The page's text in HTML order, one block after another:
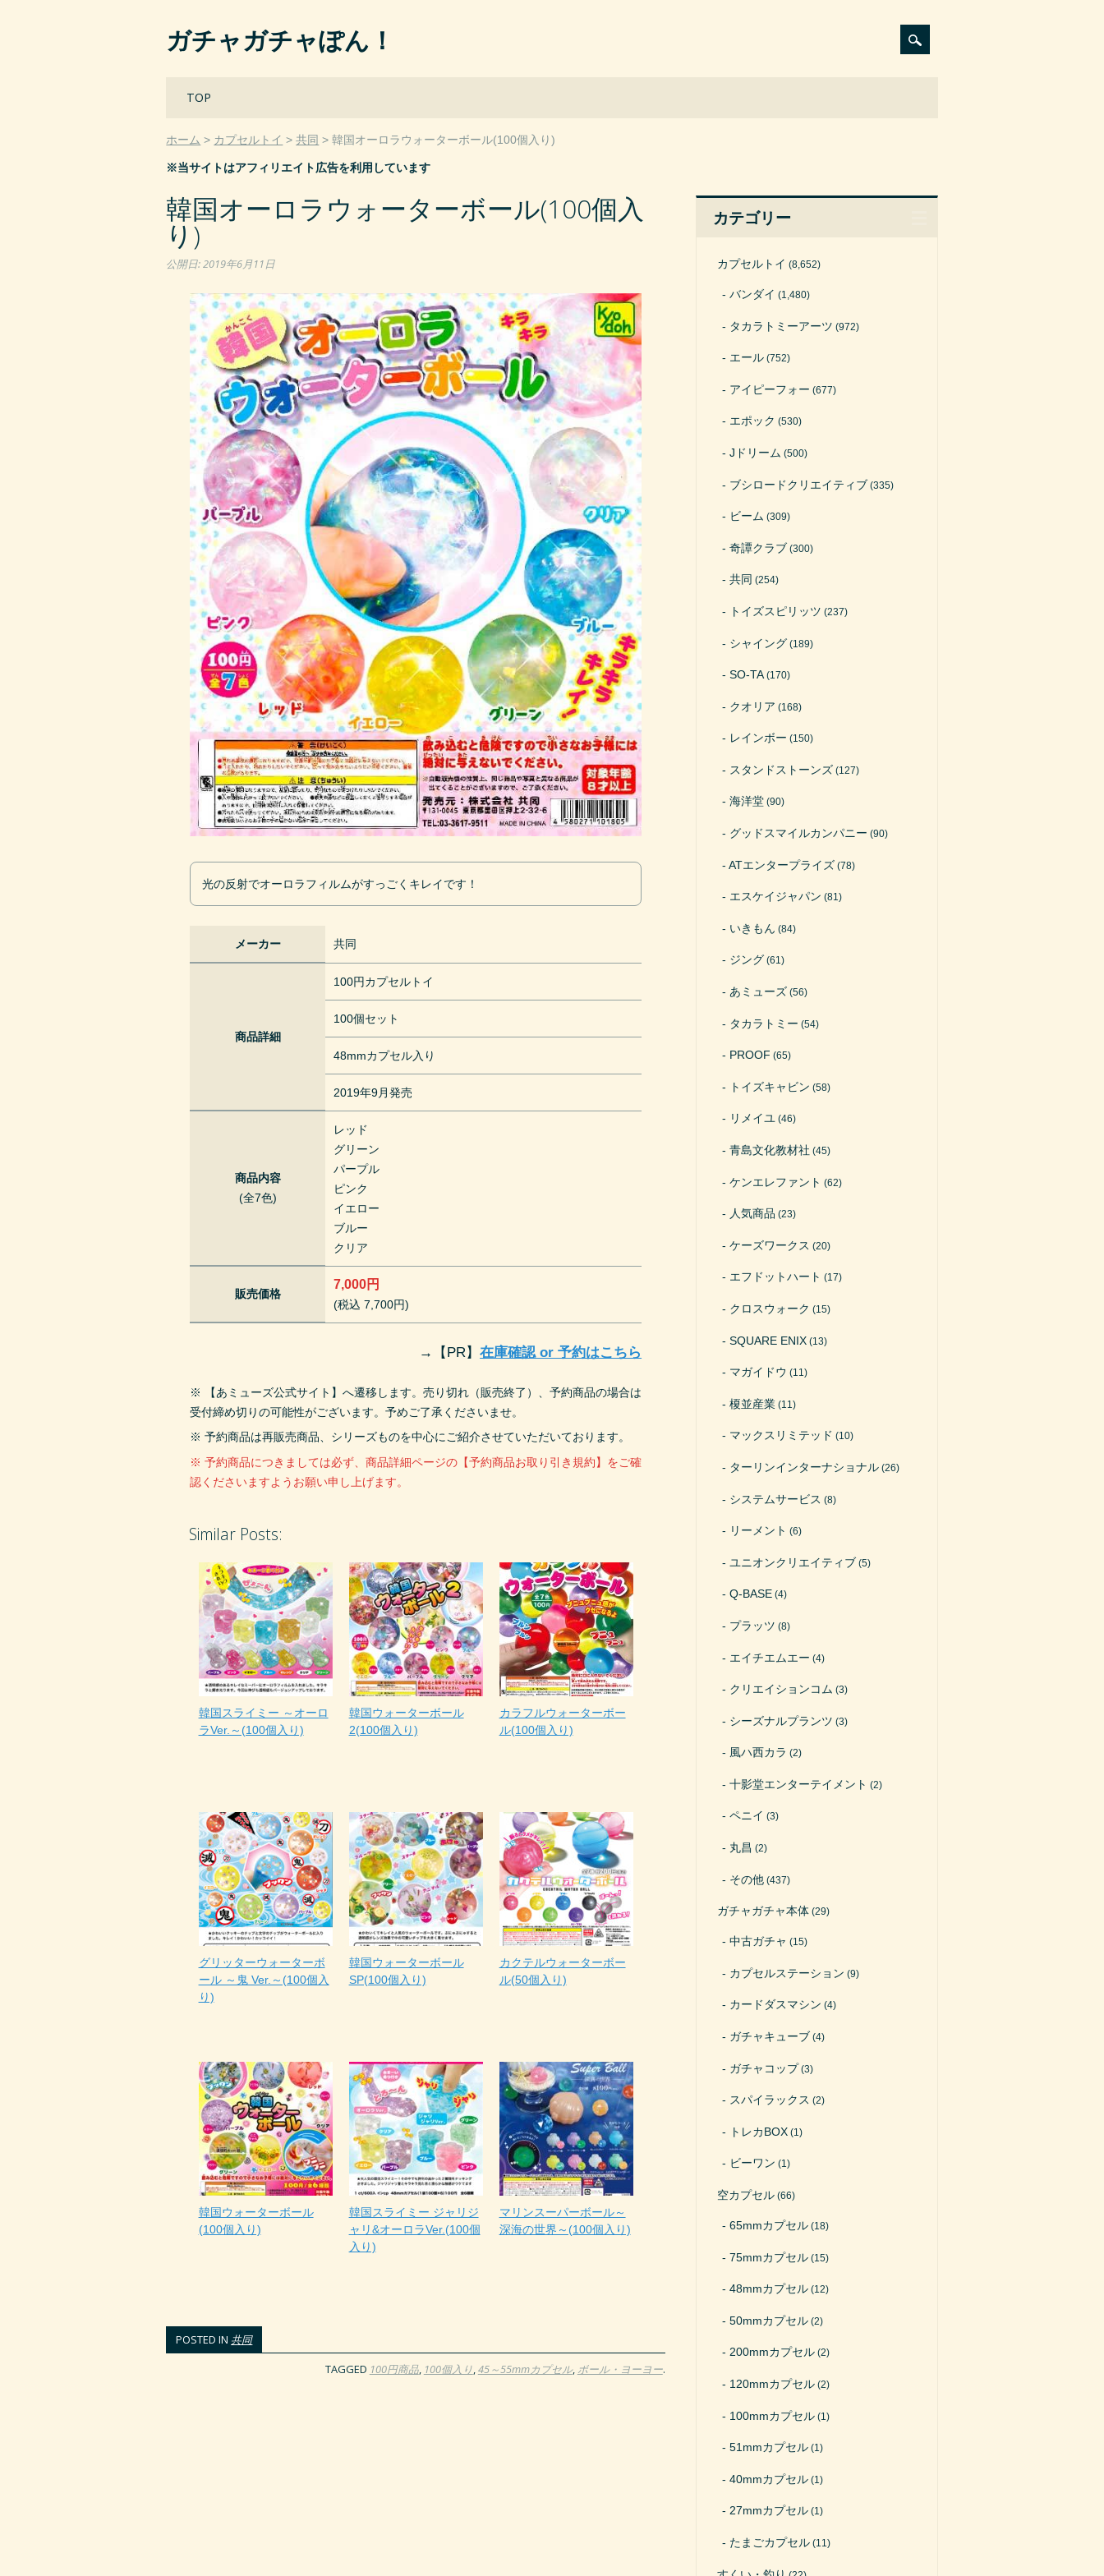
ガチャガチャぽん！
Main menu
TOP
ホーム カプセルトイ 共同 韓国オーロラウォーターボール(100個入り)
※当サイトはアフィリエイト広告を利用しています
韓国オーロラウォーターボール(100個入
り)
公開日:2019年6月11日
光の反射でオーロラフィルムがすっごくキレイです！
メーカー 共同
商品詳細
100円カプセルトイ
100個セット
48mmカプセル入り
2019年9月発売
商品内容
(全7色)
レッド
グリーン
パープル
ピンク
イエロー
ブルー
クリア
販売価格
7,000円
(税込 7,700円)
→ 【PR】在庫確認 or 予約はこちら
※ 【あミューズ公式サイト】へ遷移します。売り切れ（販売終了）、予約商品の場合は
受付締め切りの可能性がございます。予めご了承くださいませ。
※ 予約商品は再販売商品、シリーズものを中心にご紹介させていただいております。
※ 予約商品につきましては必ず、商品詳細ページの【予約商品お取り引き規約】をご確
認くださいますようお願い申し上げます。
Similar Posts:
韓国スライミー ～オーロ
ラVer.～(100個入り)
韓国ウォーターボール
2(100個入り)
カラフルウォーターボー
ル(100個入り)
グリッターウォーターボ
ール ～鬼 Ver.～(100個入
り)
韓国ウォーターボール
SP(100個入り)
カクテルウォーターボー
ル(50個入り)
韓国ウォーターボール
(100個入り)
韓国スライミー ジャリジ
ャリ&オーロラVer.(100個
入り)
マリンスーパーボール～
深海の世界～(100個入り)
POSTED IN 共同
TAGGED 100円商品, 100個入り,45～55mmカプセル, ボール・ヨーヨー.
カテゴリー
カプセルトイ (8,652)
バンダイ (1,480)
タカラトミーアーツ (972)
エール (752)
アイピーフォー (677)
エポック (530)
Jドリーム (500)
ブシロードクリエイティブ (335)
ビーム (309)
奇譚クラブ (300)
共同 (254)
トイズスピリッツ (237)
シャイング (189)
SO-TA(170)
クオリア (168)
レインボー (150)
スタンドストーンズ (127)
海洋堂 (90)
グッドスマイルカンパニー (90)
ATエンタープライズ (78)
エスケイジャパン (81)
いきもん (84)
ジング (61)
あミューズ (56)
タカラトミー (54)
PROOF (65)
トイズキャビン (58)
リメイユ (46)
青島文化教材社 (45)
ケンエレファント (62)
人気商品 (23)
ケーズワークス (20)
エフドットハート (17)
クロスウォーク (15)
SQUARE ENIX (13)
マガイドウ (11)
榎並産業 (11)
マックスリミテッド (10)
ターリンインターナショナル (26)
システムサービス (8)
リーメント (6)
ユニオンクリエイティブ (5)
Q-BASE (4)
プラッツ (8)
エイチエムエー (4)
クリエイションコム (3)
シーズナルプランツ (3)
風ハ西カラ (2)
十影堂エンターテイメント (2)
ペニイ (3)
丸昌 (2)
その他 (437)
ガチャガチャ本体 (29)
中古ガチャ (15)
カプセルステーション (9)
カードダスマシン (4)
ガチャキューブ (4)
ガチャコップ(3)
スパイラックス (2)
トレカBOX (1)
ビーワン (1)
空カプセル (66)
65mmカプセル (18)
75mmカプセル (15)
48mmカプセル (12)
50mmカプセル (2)
200mmカプセル (2)
120mmカプセル (2)
100mmカプセル (1)
51mmカプセル (1)
40mmカプセル (1)
27mmカプセル (1)
たまごカプセル (11)